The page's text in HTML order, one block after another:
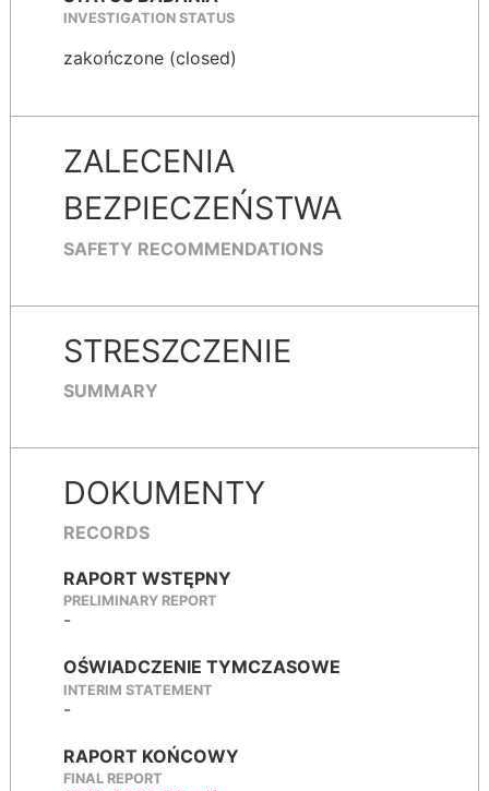
INVESTIGATION STATUS
zakończone (closed)
ZALECENIA
BEZPIECZEŃSTWA
SAFETY RECOMMENDATIONS
STRESZCZENIE
SUMMARY
DOKUMENTY
RECORDS
RAPORT WSTĘPNY
PRELIMINARY REPORT
-
OŚWIADCZENIE TYMCZASOWE
INTERIM STATEMENT
-
RAPORT KOŃCOWY
FINAL REPORT